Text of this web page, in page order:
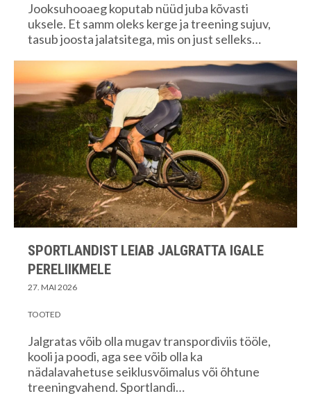
Jooksuhooaeg koputab nüüd juba kõvasti
uksele. Et samm oleks kerge ja treening sujuv,
tasub joosta jalatsitega, mis on just selleks…
SPORTLANDIST LEIAB JALGRATTA IGALE
PERELIIKMELE
27. MAI 2026
TOOTED
Jalgratas võib olla mugav transpordiviis tööle,
kooli ja poodi, aga see võib olla ka
nädalavahetuse seiklusvõimalus või õhtune
treeningvahend. Sportlandi…